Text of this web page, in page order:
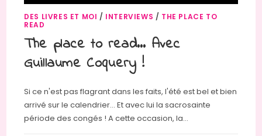
DES LIVRES ET MOI / INTERVIEWS / THE PLACE TO
READ
The place to read… Avec
Guillaume Coquery !
Si ce n'est pas flagrant dans les faits, l'été est bel et bien
arrivé sur le calendrier… Et avec lui la sacrosainte
période des congés ! A cette occasion, la…